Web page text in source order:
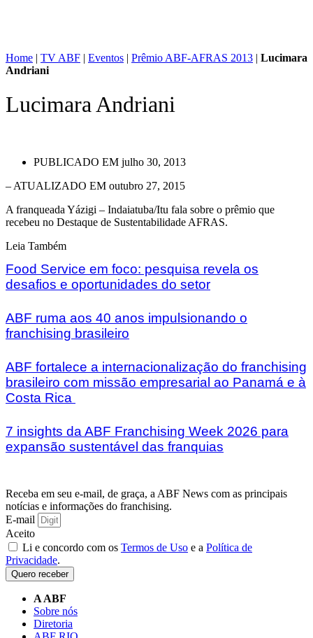
Home | TV ABF | Eventos | Prêmio ABF-AFRAS 2013 | Lucimara
Andriani
Lucimara Andriani
PUBLICADO EM julho 30, 2013
– ATUALIZADO EM outubro 27, 2015
A franqueada Yázigi – Indaiatuba/Itu fala sobre o prêmio que
recebeu no Destaque de Sustentabilidade AFRAS.
Leia Também
Food Service em foco: pesquisa revela os
desafios e oportunidades do setor
ABF ruma aos 40 anos impulsionando o
franchising brasileiro
ABF fortalece a internacionalização do franchising
brasileiro com missão empresarial ao Panamá e à
Costa Rica
7 insights da ABF Franchising Week 2026 para
expansão sustentável das franquias
Receba em seu e-mail, de graça, a ABF News com as principais
notícias e informações do franchising.
E-mail
Aceito
Li e concordo com os Termos de Uso e a Política de
Privacidade.
Quero receber
A ABF
Sobre nós
Diretoria